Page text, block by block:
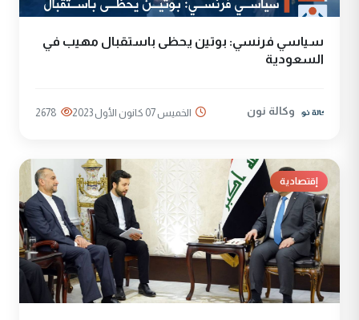
سياسي فرنسي: بوتين يحظى باستقبال مهيب في
السعودية
وكالة نون الخميس 07 كانون الأول 2023 2678
إقتصادية